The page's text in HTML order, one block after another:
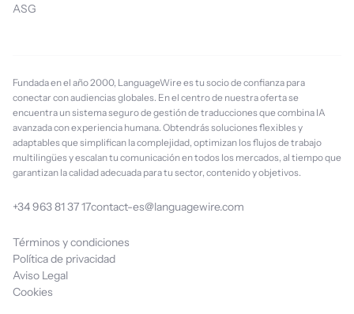
ASG
Fundada en el año 2000, LanguageWire es tu socio de confianza para
conectar con audiencias globales. En el centro de nuestra oferta se
encuentra un sistema seguro de gestión de traducciones que combina IA
avanzada con experiencia humana. Obtendrás soluciones flexibles y
adaptables que simplifican la complejidad, optimizan los flujos de trabajo
multilingües y escalan tu comunicación en todos los mercados, al tiempo que
garantizan la calidad adecuada para tu sector, contenido y objetivos.
+34 963 81 37 17contact-es@languagewire.com
Términos y condiciones
Política de privacidad
Aviso Legal
Cookies